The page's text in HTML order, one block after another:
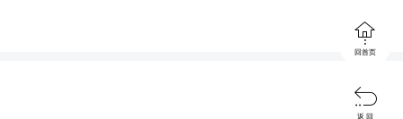
一台航空发动机在株洲研制成功。1973
年袁隆平院士的水稻杂种优势利用研究
在世界上率先获得成功。进入21世纪，

回首页

返 回